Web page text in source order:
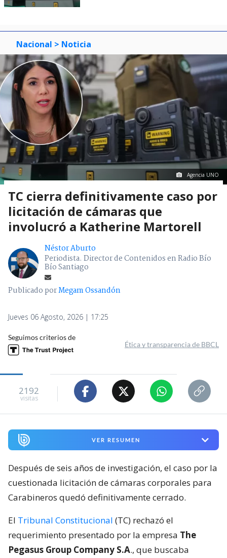
Nacional > Noticia
Agencia UNO
TC cierra definitivamente caso por
licitación de cámaras que
involucró a Katherine Martorell
Néstor Aburto
Periodista. Director de Contenidos en Radio Bío
Bío Santiago
Publicado porMegam Ossandón
Jueves 06 Agosto, 2026 | 17:25
Seguimos criterios de
Ética y transparencia de BBCL
2192
visitas
VER RESUMEN
Después de seis años de investigación, el caso por la
cuestionada licitación de cámaras corporales para
Carabineros quedó definitivamente cerrado.
El Tribunal Constitucional (TC) rechazó el
requerimiento presentado por la empresa The
Pegasus Group Company S.A., que buscaba